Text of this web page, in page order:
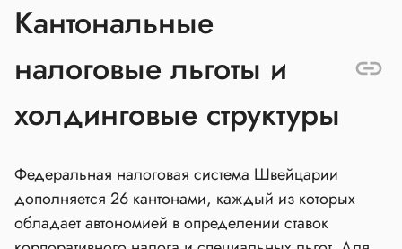
Кантональные
налоговые льготы и
холдинговые структуры
Федеральная налоговая система Швейцарии
дополняется 26 кантонами, каждый из которых
обладает автономией в определении ставок